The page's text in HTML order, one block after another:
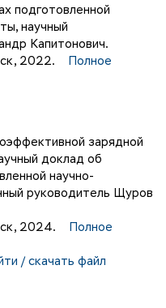
подготовленной
научный
Капитонович.
2022.
Полное
зарядной
доклад об
научно-
руководитель Щуров
2024.
Полное
/ скачать файл